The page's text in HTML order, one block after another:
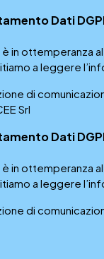
Dati
in ottemperanza
a leggere
di
Srl
Dati
in ottemperanza
a leggere
di